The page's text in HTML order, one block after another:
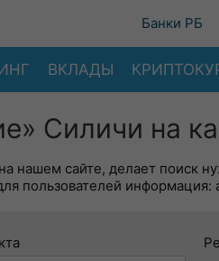
Банки РБ
ВКЛАДЫ
Силичи на
нашем сайте, делает поиск
пользователей информация: